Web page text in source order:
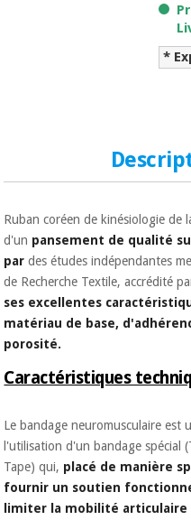
Sports
jeux
Armoires
sanitaires
Vétérinaire
Orthopédie
chirurgicaux
(déstockage)
Aérobic,
fitness
et
pilates
et
Armoires
sanitaires
*
Ruban coréen de kinésiologie de
d'un pansement de qualité
par des études indépendantes
de Recherche Textile, accrédité
ses excellentes
matériau de base,
porosité.
Caractéristiques
Le bandage neuromusculaire est
l'utilisation d'un bandage spécial
Tape) qui, placé de manière
fournir un soutien
limiter la mobilité articulaire